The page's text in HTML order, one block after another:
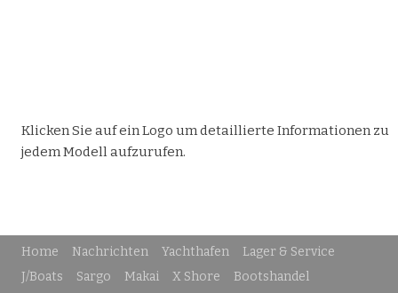
Klicken Sie auf ein Logo um detaillierte Informationen zu
jedem Modell aufzurufen.
Home Nachrichten Yachthafen
Lager & Service
J/Boats
Sargo Makai X Shore
Bootshandel